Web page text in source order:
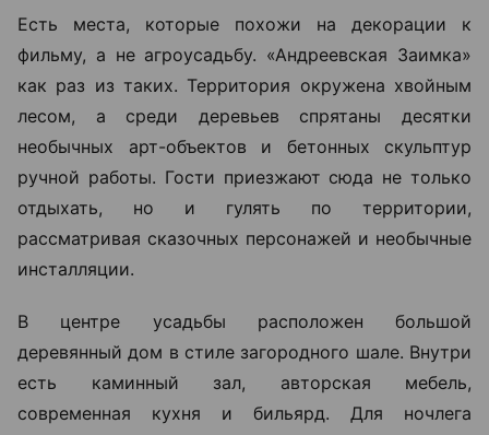
Есть места, которые похожи на декорации к
фильму, а не агроусадьбу. «Андреевская Заимка»
как раз из таких. Территория окружена хвойным
лесом, а среди деревьев спрятаны десятки
необычных арт-объектов и бетонных скульптур
ручной работы. Гости приезжают сюда не только
отдыхать, но и гулять по территории,
рассматривая сказочных персонажей и необычные
инсталляции.
В центре усадьбы расположен большой
деревянный дом в стиле загородного шале. Внутри
есть каминный зал, авторская мебель,
современная кухня и бильярд. Для ночлега